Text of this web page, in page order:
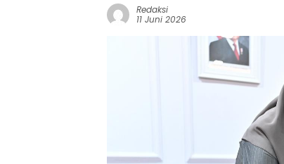
Redaksi
11 Juni 2026